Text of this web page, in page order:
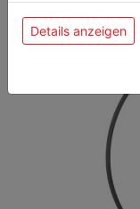
POPULAR
Details anzeigen